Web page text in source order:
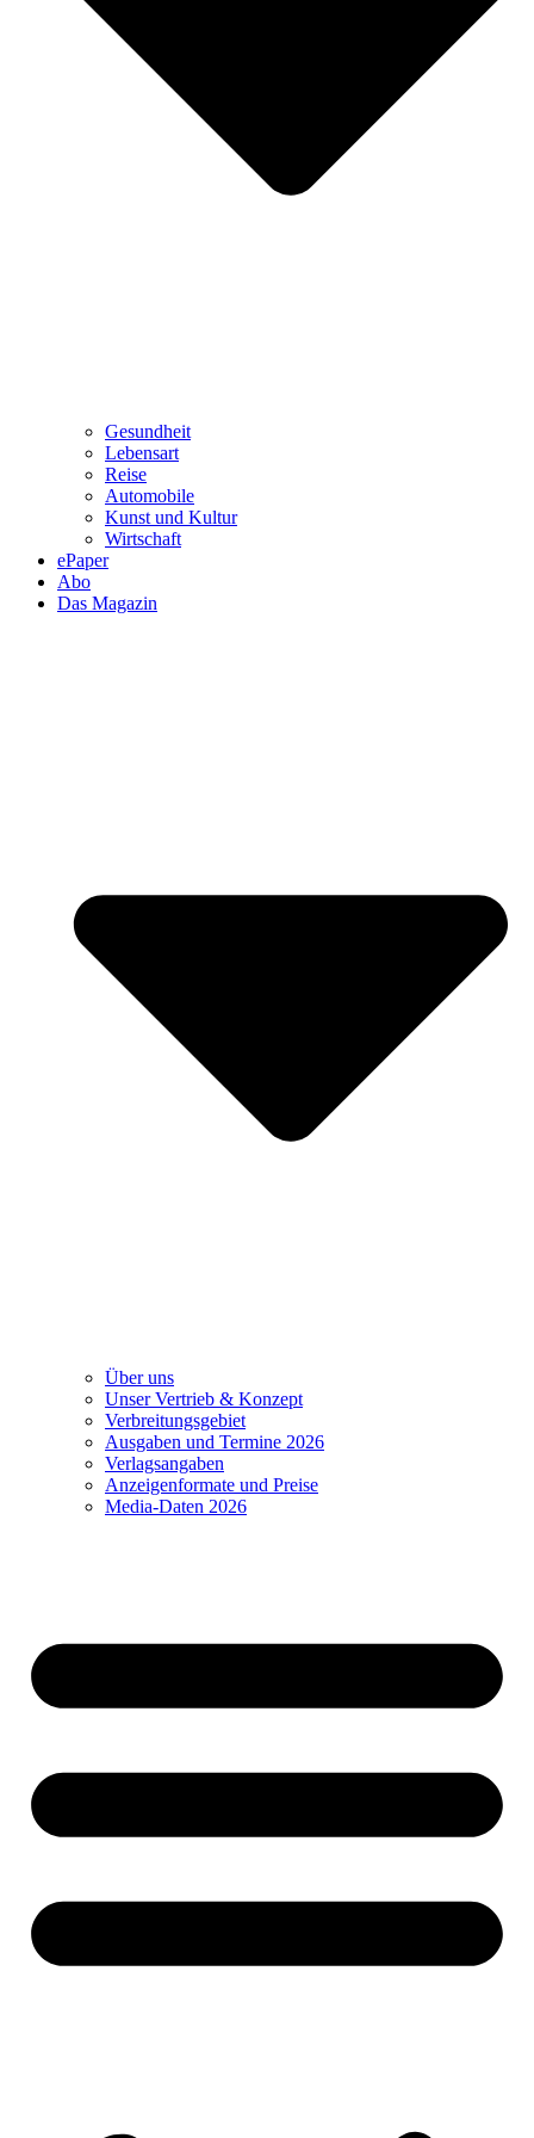
Gesundheit
Lebensart
Reise
Automobile
Kunst und Kultur
Wirtschaft
ePaper
Abo
Das Magazin
Über uns
Unser Vertrieb & Konzept
Verbreitungsgebiet
Ausgaben und Termine 2026
Verlagsangaben
Anzeigenformate und Preise
Media-Daten 2026